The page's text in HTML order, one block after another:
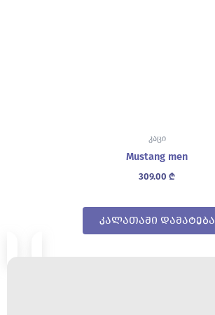
კაცი
Mustang men
309.00 ₾
კალათაში დამატება